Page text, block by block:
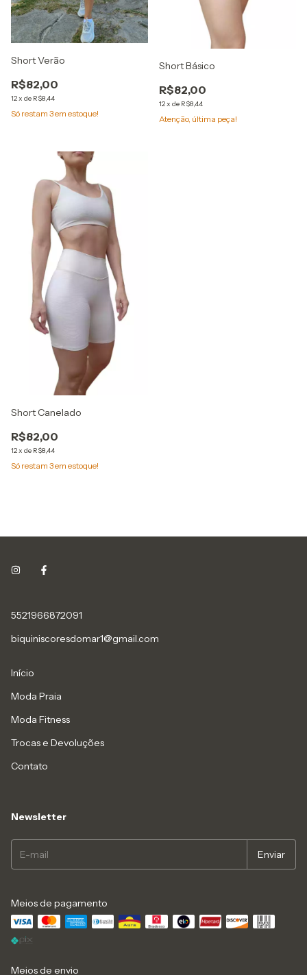
Short Verão
R$82,00
12x de R$8,44
Só restam 3em estoque!
Short Básico
R$82,00
12x de R$8,44
Atenção, última peça!
Short Canelado
R$82,00
12x de R$8,44
Só restam 3em estoque!
5521966872091
biquiniscoresdomar1@gmail.com
Início
Moda Praia
Moda Fitness
Trocas e Devoluções
Contato
Newsletter
Meios de pagamento
Meios de envio